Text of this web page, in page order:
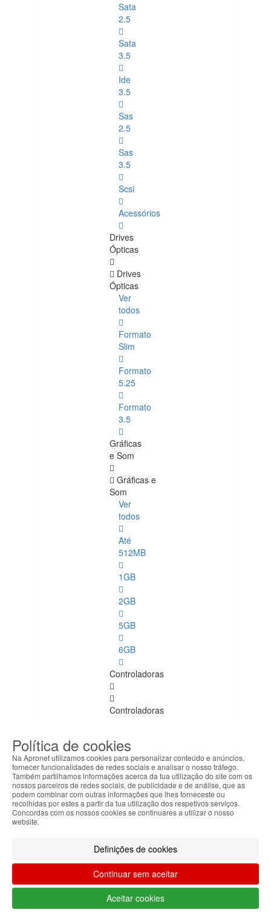
Sata
2.5
Sata
3.5
Ide
3.5
Sas
2.5
Sas
3.5
Scsi
Acessórios
Drives
Ópticas
Drives
Ópticas
Ver
todos
Formato
Slim
Formato
5.25
Formato
3.5
Gráficas
e Som
Gráficas e
Som
Ver
todos
Até
512MB
1GB
2GB
5GB
6GB
Controladoras
Controladoras
Disco
Portas
Spares
PC
Spares PC
Ver
Barebone
Política de cookies
Na Apronet utilizamos cookies para personalizar conteúdo e anúncios,
fornecer funcionalidades de redes sociais e analisar o nosso tráfego.
Também partilhamos informações acerca da tua utilização do site com os
nossos parceiros de redes sociais, de publicidade e de análise, que as
podem combinar com outras informações que lhes forneceste ou
recolhidas por estes a partir da tua utilização dos respetivos serviços.
Concordas com os nossos cookies se continuares a utilizar o nosso
website.
Definições de cookies
Continuar sem aceitar
Aceitar cookies